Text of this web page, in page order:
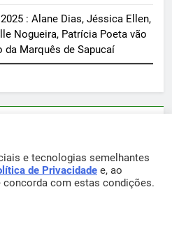
: Alane Dias, Jéssica Ellen,
Nogueira, Patrícia Poeta vão
Marquês de Sapucaí
ByBlazeThemes.
e tecnologias semelhantes
de Privacidade e, ao
concorda com estas condições.